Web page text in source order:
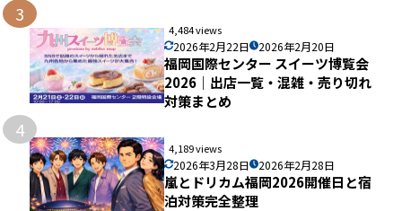
3
4,484 views
2026年2月22日 2026年2月20日
福岡国際センター スイーツ博覧会
2026｜出店一覧・混雑・売り切れ
対策まとめ
4
4,189 views
2026年3月28日 2026年2月28日
嵐とドリカム福岡2026開催日と宿
泊対策完全整理